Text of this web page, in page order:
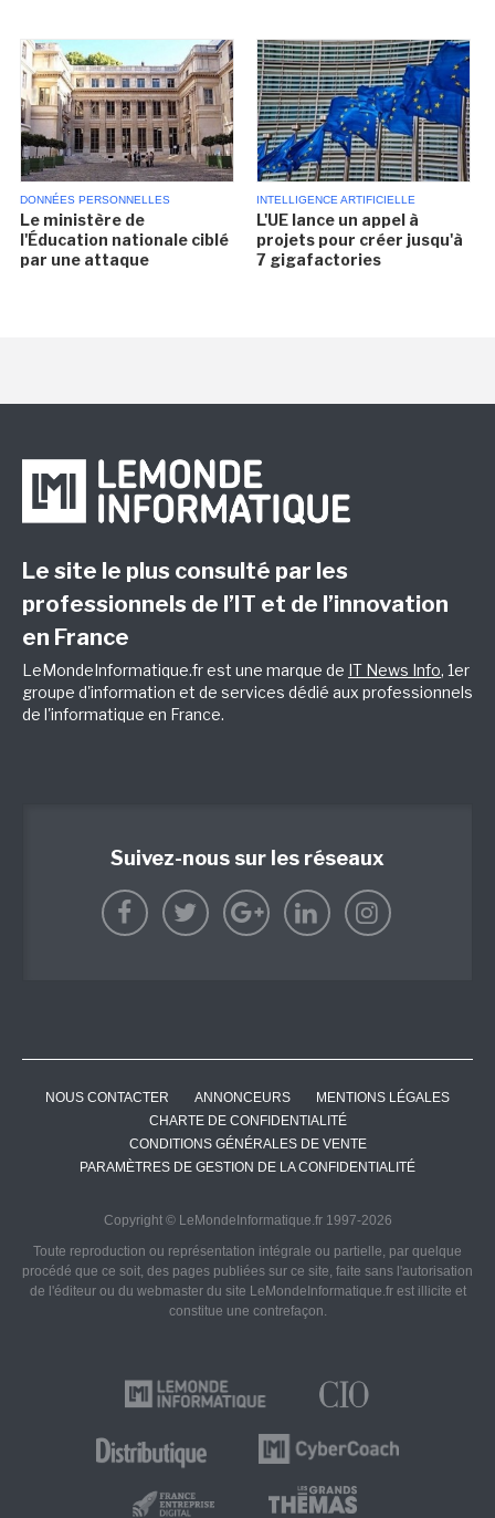
DONNÉES PERSONNELLES
Le ministère de
l'Éducation nationale ciblé
par une attaque
INTELLIGENCE ARTIFICIELLE
L'UE lance un appel à
projets pour créer jusqu'à
7 gigafactories
Le site le plus consulté par les
professionnels de l’IT et de l’innovation
en France
LeMondeInformatique.fr est une marque de IT News Info, 1er
groupe d'information et de services dédié aux professionnels
de l'informatique en France.
Suivez-nous sur les réseaux
NOUS CONTACTER ANNONCEURS
MENTIONS LÉGALES
CHARTE DE CONFIDENTIALITÉ
CONDITIONS GÉNÉRALES DE VENTE
PARAMÈTRES DE GESTION DE LA CONFIDENTIALITÉ
Copyright © LeMondeInformatique.fr 1997-2026
Toute reproduction ou représentation intégrale ou partielle, par quelque
procédé que ce soit, des pages publiées sur ce site, faite sans l'autorisation
de l'éditeur ou du webmaster du site LeMondeInformatique.fr est illicite et
constitue une contrefaçon.